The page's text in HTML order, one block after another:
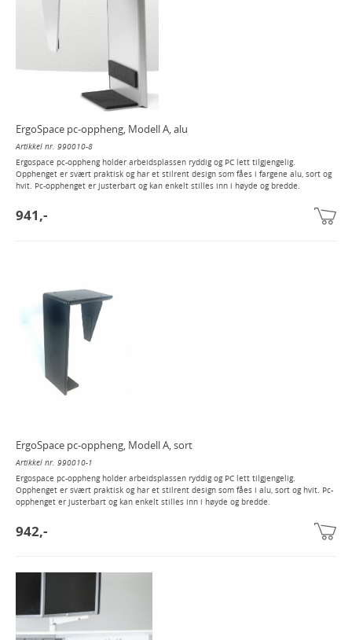
ErgoSpace pc-oppheng, Modell A, alu
Artikkel nr. 990010-8
Ergospace pc-oppheng holder arbeidsplassen ryddig og PC lett tilgjengelig.
Opphenget er svært praktisk og har et stilrent design som fåes i fargene alu, sort og
hvit. Pc-opphenget er justerbart og kan enkelt stilles inn i høyde og bredde.
941,-
ErgoSpace pc-oppheng, Modell A, sort
Artikkel nr. 990010-1
Ergospace pc-oppheng holder arbeidsplassen ryddig og PC lett tilgjengelig.
Opphenget er svært praktisk og har et stilrent design som fåes i alu, sort og hvit. Pc-
opphenget er justerbart og kan enkelt stilles inn i høyde og bredde.
942,-